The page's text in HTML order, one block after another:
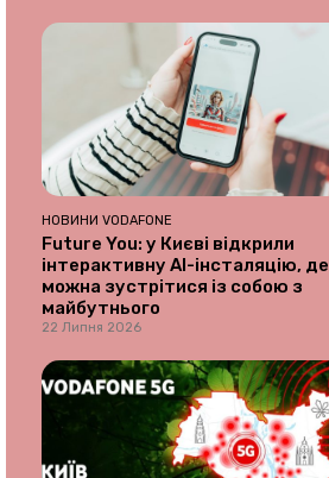
НОВИНИ VODAFONE
Future You: у Києві відкрили
інтерактивну AI-інсталяцію, де
можна зустрітися із собою з
майбутнього
22 Липня 2026